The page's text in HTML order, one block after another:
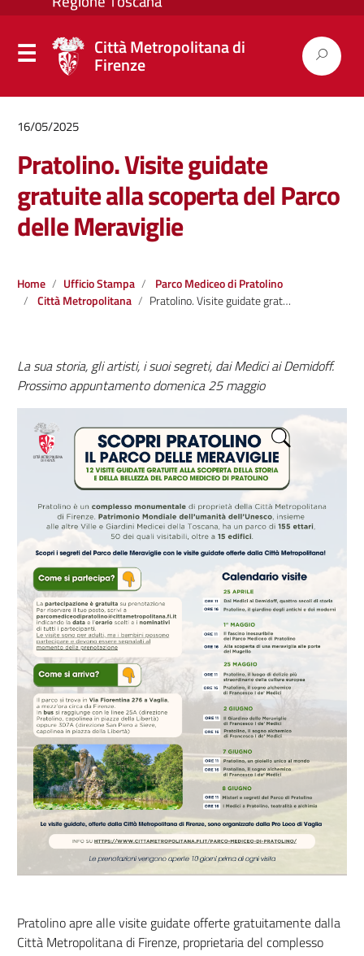
Città Metropolitana di
Firenze
16/05/2025
Pratolino. Visite guidate
gratuite alla scoperta del Parco
delle Meraviglie
Home Ufficio Stampa
Parco Mediceo di Pratolino
Città Metropolitana
Pratolino. Visite guidate gratuite alla scoperta del Parco delle Meraviglie
La sua storia, gli artisti, i suoi segreti, dai Medici ai Demidoff.
Prossimo appuntamento domenica 25 maggio
Pratolino apre alle visite guidate offerte gratuitamente dalla
Città Metropolitana di Firenze, proprietaria del complesso